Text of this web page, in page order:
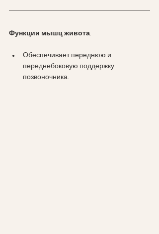
Функции мышц живота.
Обеспечивает переднюю и
переднебоковую поддержку
позвоночника.